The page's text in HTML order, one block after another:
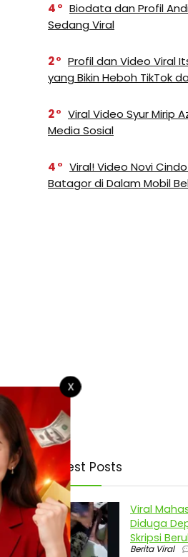
4
Biodata dan Profil
Sedang Viral
2
Profil dan Video Viral
yang Bikin Heboh TikTok
2
Viral Video Syur Mirip
Media Sosial
4
Viral! Video Novi
Batagor di Dalam Mobil
Latest Posts
Viral
Diduga
Skripsi
Berita Viral
X